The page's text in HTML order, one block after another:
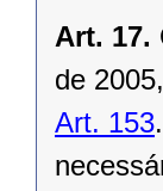
Art. 17.
de
Art. 153